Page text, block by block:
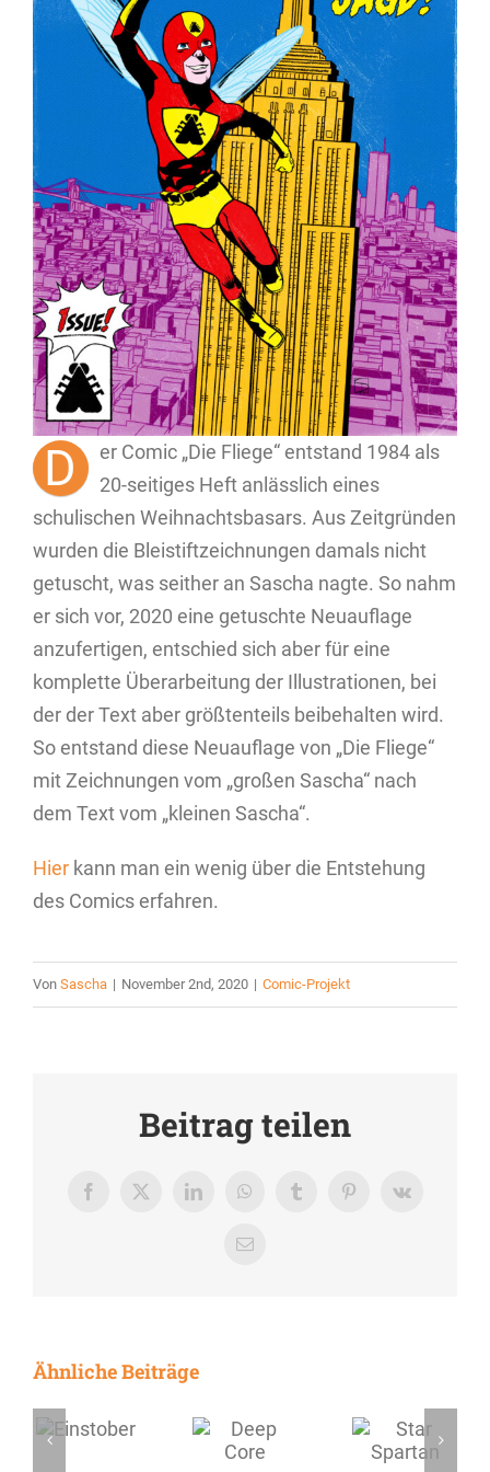
D
er Comic „Die Fliege“ entstand 1984 als
20-seitiges Heft anlässlich eines
schulischen Weihnachtsbasars. Aus Zeitgründen
wurden die Bleistiftzeichnungen damals nicht
getuscht, was seither an Sascha nagte. So nahm
er sich vor, 2020 eine getuschte Neuauflage
anzufertigen, entschied sich aber für eine
komplette Überarbeitung der Illustrationen, bei
der der Text aber größtenteils beibehalten wird.
So entstand diese Neuauflage von „Die Fliege“
mit Zeichnungen vom „großen Sascha“ nach
dem Text vom „kleinen Sascha“.
Hierkann man ein wenig über die Entstehung
des Comics erfahren.
Von Sascha | November 2nd, 2020 | Comic-Projekt
Beitrag teilen
Facebook
X LinkedInWhatsAppTumblrPinterestVk
E-
Ähnliche Beiträge